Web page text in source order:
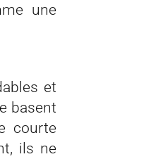
une
et
basent
courte
ils ne